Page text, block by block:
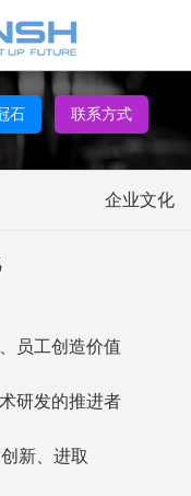
石 联系方式
企业文化
员工创造价值
研发的推进者
创新、进取